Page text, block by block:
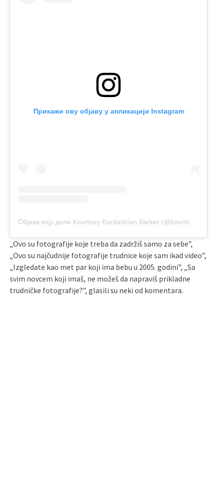
Прикажи ову објаву у апликацији Instagram
„Ovo su fotografije koje treba da zadržiš samo za sebe”,
„Ovo su najčudnije fotografije trudnice koje sam ikad video”,
„Izgledate kao met par koji ima bebu u 2005. godini”, „Sa
svim novcem koji imaš, ne možeš da napraviš prikladne
trudničke fotografije?”, glasili su neki od komentara.